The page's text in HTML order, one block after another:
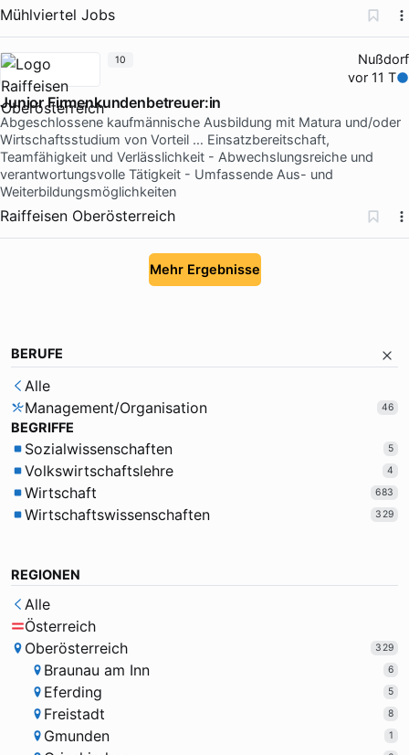
Mühlviertel Jobs
Nußdorf
vor 11 T
Junior Firmenkundenbetreuer:in
Abgeschlossene kaufmännische Ausbildung mit Matura und/oder
Wirtschaftsstudium von Vorteil … Einsatzbereitschaft,
Teamfähigkeit und Verlässlichkeit - Abwechslungsreiche und
verantwortungsvolle Tätigkeit - Umfassende Aus- und
Weiterbildungsmöglichkeiten
Raiffeisen Oberösterreich
10
Mehr Ergebnisse
BERUFE
Alle
Management/Organisation
46
BEGRIFFE
Sozialwissenschaften 5
Volkswirtschaftslehre 4
Wirtschaft 683
Wirtschaftswissenschaften 329
REGIONEN
Alle
Österreich
Oberösterreich
329
Braunau am Inn 6
Eferding 5
Freistadt 8
Gmunden 1